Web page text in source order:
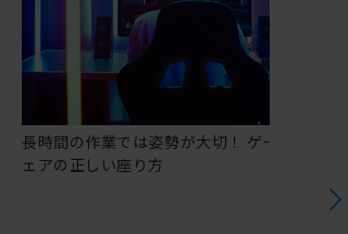
長時間の作業では姿勢が大切！ ゲーミングチ
ェアの正しい座り方